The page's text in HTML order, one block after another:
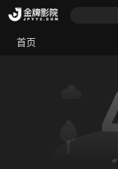
首页